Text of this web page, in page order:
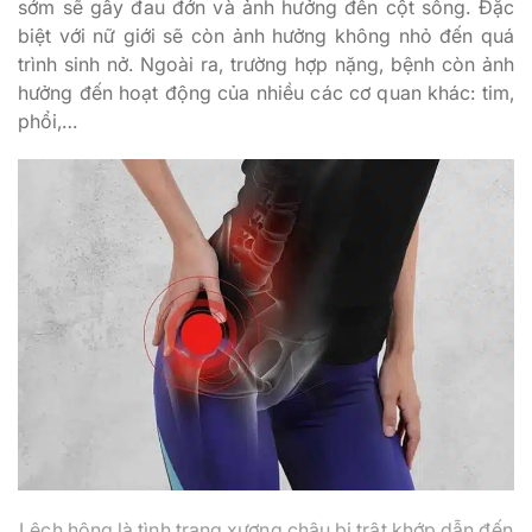
sớm sẽ gây đau đớn và ảnh hưởng đến cột sống. Đặc
biệt với nữ giới sẽ còn ảnh hưởng không nhỏ đến quá
trình sinh nở. Ngoài ra, trường hợp nặng, bệnh còn ảnh
hưởng đến hoạt động của nhiều các cơ quan khác: tim,
phổi,…